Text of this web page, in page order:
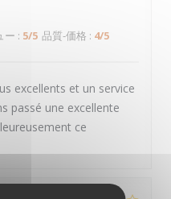
ー : 5/5 品質-価格 : 4/5
excellents et un service
passé une excellente
ce